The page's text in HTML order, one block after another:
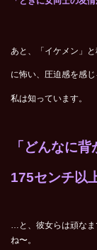
あと、「イケメン」
に怖い、圧迫感を感
私は知っています。
「どんなに
175センチ以
…と、彼女らは頑なま
ね〜。